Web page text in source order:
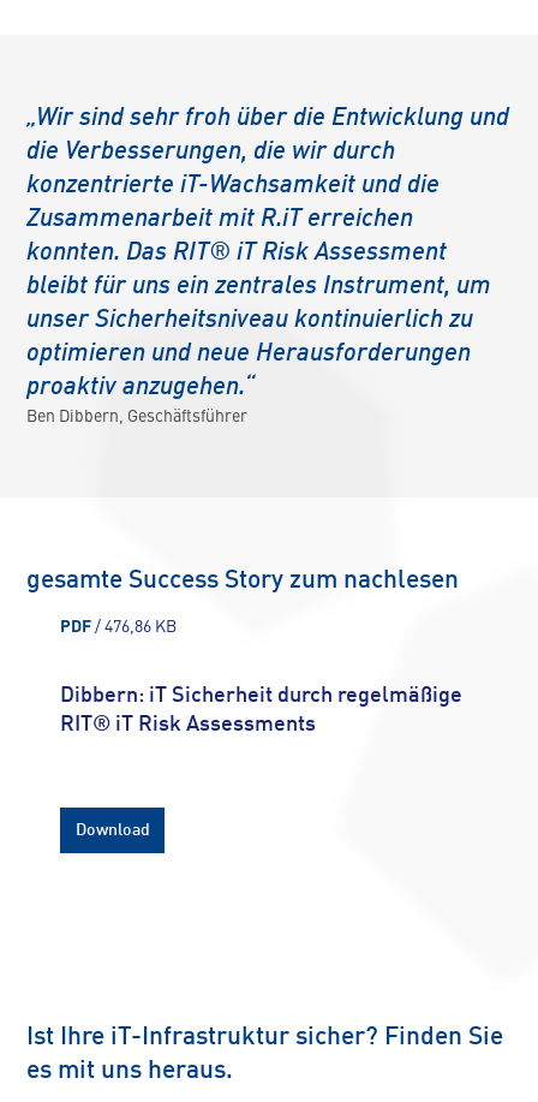
„Wir sind sehr froh über die Entwicklung und
die Verbesserungen, die wir durch
konzentrierte iT-Wachsamkeit und die
Zusammenarbeit mit R.iT erreichen
konnten. Das RIT® iT Risk Assessment
bleibt für uns ein zentrales Instrument, um
unser Sicherheitsniveau kontinuierlich zu
optimieren und neue Herausforderungen
proaktiv anzugehen.“
Ben Dibbern, Geschäftsführer
gesamte Success Story zum nachlesen
PDF / 476,86 KB
Dibbern: iT Sicherheit durch regelmäßige
RIT® iT Risk Assessments
Download
Ist Ihre iT-Infrastruktur sicher? Finden Sie
es mit uns heraus.